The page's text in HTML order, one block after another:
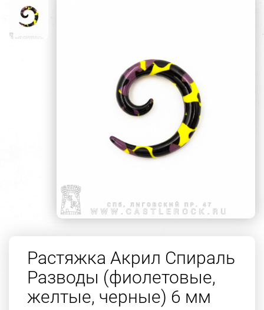
Растяжка Акрил Спираль
Разводы (фиолетовые,
желтые, черные) 6 мм